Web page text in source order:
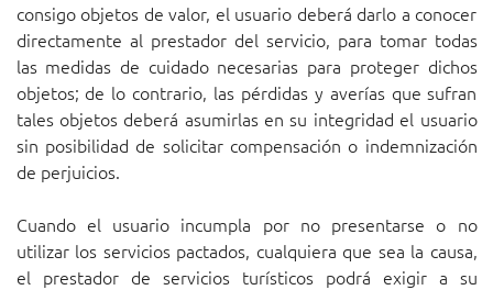
consigo objetos de valor, el usuario deberá darlo a conocer
directamente al prestador del servicio, para tomar todas
las medidas de cuidado necesarias para proteger dichos
objetos; de lo contrario, las pérdidas y averías que sufran
tales objetos deberá asumirlas en su integridad el usuario
sin posibilidad de solicitar compensación o indemnización
de perjuicios.
Cuando el usuario incumpla por no presentarse o no
utilizar los servicios pactados, cualquiera que sea la causa,
el prestador de servicios turísticos podrá exigir a su